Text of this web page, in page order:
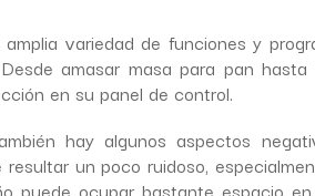
variedad de funciones y
amasar masa para pan hasta
en su panel de control.
hay algunos aspectos
un poco ruidoso,